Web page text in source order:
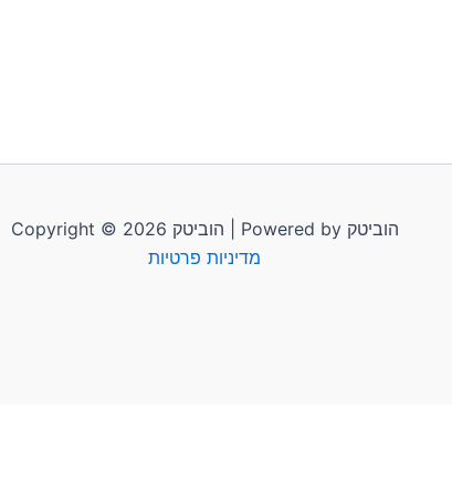
Copyright © 2026 הוביטק | Powered by הוביטק
מדיניות פרטיות